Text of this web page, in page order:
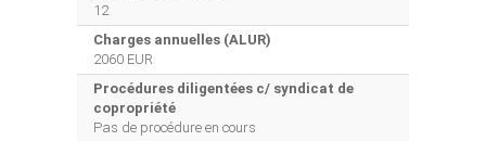
12
Charges annuelles (ALUR)
2060 EUR
Procédures diligentées c/ syndicat de
copropriété
Pas de procédure en cours